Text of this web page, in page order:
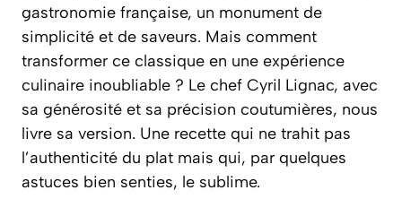
gastronomie française, un monument de
simplicité et de saveurs. Mais comment
transformer ce classique en une expérience
culinaire inoubliable ? Le chef Cyril Lignac, avec
sa générosité et sa précision coutumières, nous
livre sa version. Une recette qui ne trahit pas
l’authenticité du plat mais qui, par quelques
astuces bien senties, le sublime.